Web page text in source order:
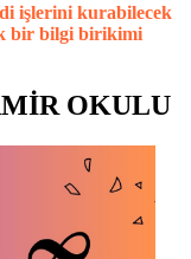
işlerini kurabilecek
bir bilgi birikimi
OKULU